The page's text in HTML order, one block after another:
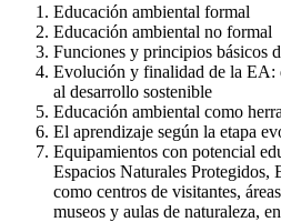
Educación ambiental formal
Educación ambiental no formal
Funciones y principios básicos
Evolución y finalidad de la EA:
al desarrollo sostenible
Educación ambiental como
El aprendizaje según la etapa
Equipamientos con potencial
Espacios Naturales Protegidos,
como centros de visitantes,
museos y aulas de naturaleza,